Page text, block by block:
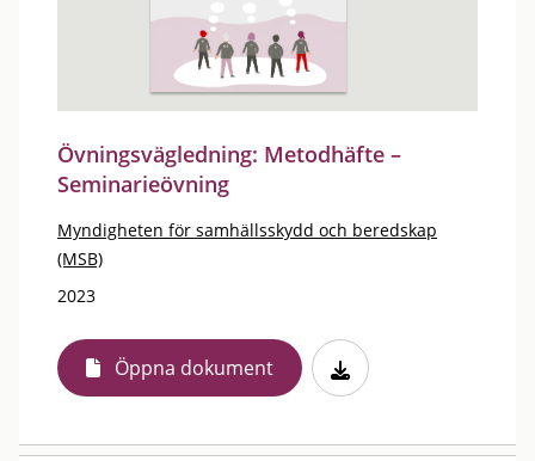
Övningsvägledning: Metodhäfte –
Seminarieövning
Myndigheten för samhällsskydd och beredskap
(MSB)
2023
Öppna dokument